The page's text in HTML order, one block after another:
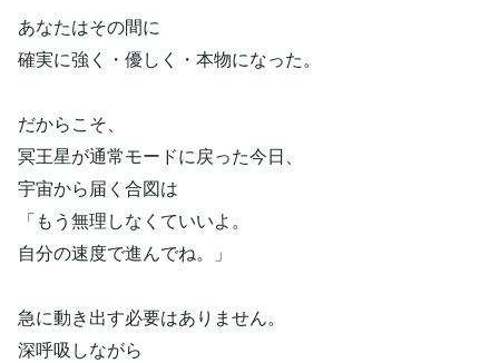
あなたはその間に
確実に強く・優しく・本物になった。
だからこそ、
冥王星が通常モードに戻った今日、
宇宙から届く合図は
「もう無理しなくていいよ。
自分の速度で進んでね。」
急に動き出す必要はありません。
深呼吸しながら